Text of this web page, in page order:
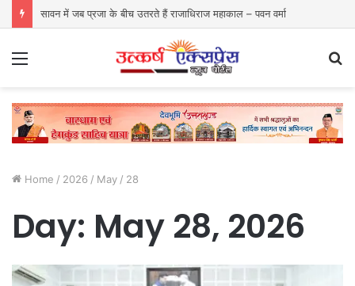
सावन में जब प्रजा के बीच उतरते हैं राजाधिराज महाकाल – पवन वर्मा
Home / 2026 / May / 28
Day: May 28, 2026